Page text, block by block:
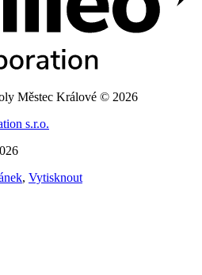
Městec Králové © 2026
s.r.o.
, Vytisknout